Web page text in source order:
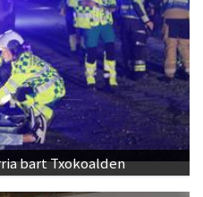
bart Txokoalden